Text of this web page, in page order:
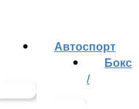
Автоспорт
Бокс
/